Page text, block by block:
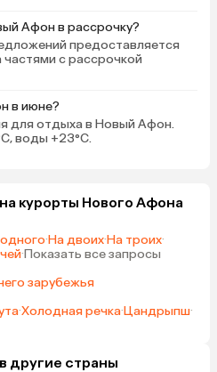
Афон в рассрочку?
предоставляется
с рассрочкой
в июне?
для отдыха в Новый Афон.
воды +23°C.
курорты Нового Афона
·На двоих·На троих·
·Показать все запросы
зарубежья
·Холодная речка·Цандрыпш·
другие страны